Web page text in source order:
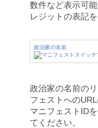
数件など表示可
レジットの表記
政治家の名前
政治家の名前の
フェストへのURL
マニフェストID
てください。